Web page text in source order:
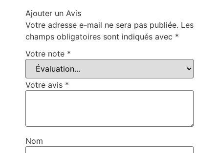
Ajouter un Avis
Votre adresse e-mail ne sera pas publiée. Les
champs obligatoires sont indiqués avec *
Votre note *
Votre avis *
Nom